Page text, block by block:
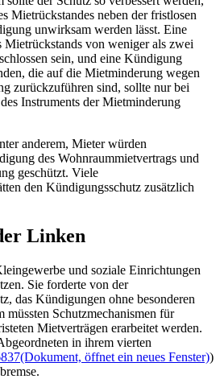
Mietrückstandes neben der fristlosen
unwirksam werden lässt. Eine
von weniger als zwei
sein, und eine Kündigung
die auf die Mietminderung wegen
zurückzuführen sind, sollte nur bei
Instruments der Mietminderung
anderem, Mieter würden
des Wohnraummietvertrags und
geschützt. Viele
den Kündigungsschutz zusätzlich
Linken
und soziale Einrichtungen
Sie forderte von der
das Kündigungen ohne besonderen
müssten Schutzmechanismen für
Mietverträgen erarbeitet werden.
in ihrem vierten
(Dokument, öffnet ein neues Fenster))